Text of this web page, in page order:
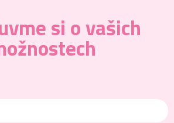
si o vašich